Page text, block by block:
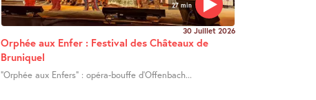
27 min
30 Juillet 2026
Orphée aux Enfer : Festival des Châteaux de
Bruniquel
"Orphée aux Enfers" : opéra-bouffe d’Offenbach...